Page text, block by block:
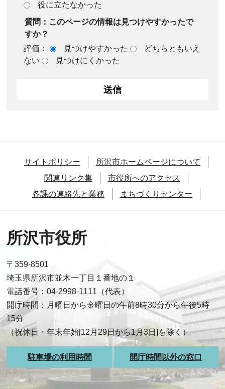
役に立たなかった
質問：このページの情報は見つけやすかったで
すか？
評価：
見つけやすかった
どちらともいえ
ない
見つけにくかった
サイトポリシー
所沢市ホームページについて
関連リンク集
市役所へのアクセス
各課の連絡先と業務
まちづくりセンター
所沢市役所
〒359-8501
埼玉県所沢市並木一丁目１番地の１
電話番号：04-2998-1111（代表）
開庁時間：月曜日から金曜日の午前8時30分から午後5時
15分
（祝休日・年末年始[12月29日から1月3日]を除く）
駐車場の利用時間 開庁時間以外の窓口